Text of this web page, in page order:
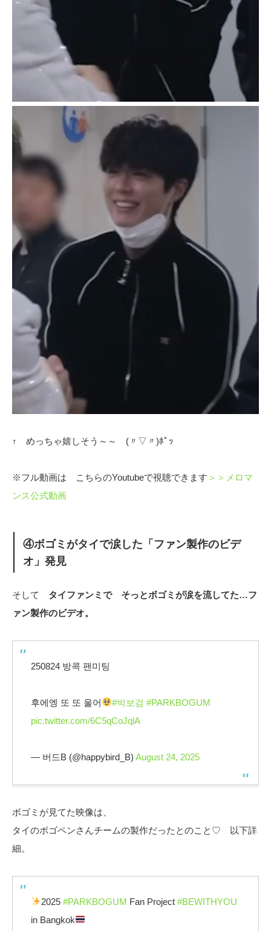
↑ めっちゃ嬉しそう～～ (〃▽〃)ﾎﾟｯ
※フル動画は こちらのYoutubeで視聴できます ＞＞メロマ
ンス公式動画
④ボゴミがタイで涙した「ファン製作のビデ
オ」発見
そして タイファンミで そっとボゴミが涙を流してた…フ
ァン製作のビデオ。
250824 방콕 팬미팅
후에엥 또 또 울어 #박보검 #PARKBOGUM
pic.twitter.com/6C5qCoJqlA
— 버드B (@happybird_B) August 24, 2025
ボゴミが見てた映像は、
タイのボゴペンさんチームの製作だったとのこと♡ 以下詳
細。
2025#PARKBOGUM Fan Project#BEWITHYOU
in Bangkok